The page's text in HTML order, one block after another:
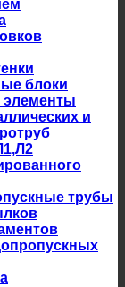
блоки
и
трубы